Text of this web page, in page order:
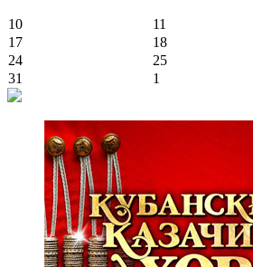
10 11
17
18
24
25
31
1